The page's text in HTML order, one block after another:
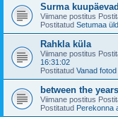
Surma
Viimane postitus
Postitatud Setumaa
Rahkla küla
Viimane postitus
16:31:02
Postitatud Vanad fotod
between the
Viimane postitus
Postitatud Perekonna